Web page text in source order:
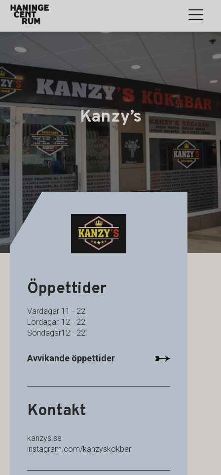
Kanzy’s
Öppettider
Vardagar 11 - 22
Lördagar 12 - 22
Söndagar12 - 22
Avvikande öppettider
Kontakt
kanzys.se
instagram.com/kanzyskokbar